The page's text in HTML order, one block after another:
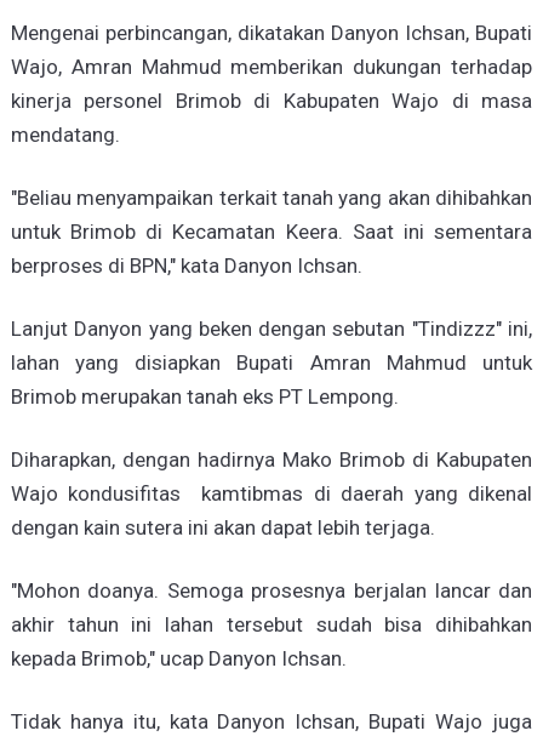
Mengenai perbincangan, dikatakan Danyon Ichsan, Bupati
Wajo, Amran Mahmud memberikan dukungan terhadap
kinerja personel Brimob di Kabupaten Wajo di masa
mendatang.
"Beliau menyampaikan terkait tanah yang akan dihibahkan
untuk Brimob di Kecamatan Keera. Saat ini sementara
berproses di BPN," kata Danyon Ichsan.
Lanjut Danyon yang beken dengan sebutan "Tindizzz" ini,
lahan yang disiapkan Bupati Amran Mahmud untuk
Brimob merupakan tanah eks PT Lempong.
Diharapkan, dengan hadirnya Mako Brimob di Kabupaten
Wajo kondusifitas kamtibmas di daerah yang dikenal
dengan kain sutera ini akan dapat lebih terjaga.
"Mohon doanya. Semoga prosesnya berjalan lancar dan
akhir tahun ini lahan tersebut sudah bisa dihibahkan
kepada Brimob," ucap Danyon Ichsan.
Tidak hanya itu, kata Danyon Ichsan, Bupati Wajo juga